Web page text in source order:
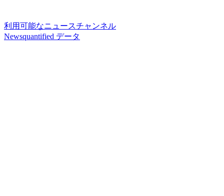
利用可能なニュースチャンネル
Newsquantified データ